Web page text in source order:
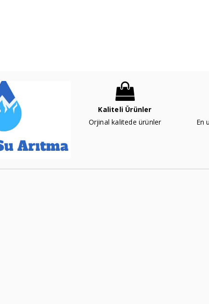
Kaliteli Ürünler
Orjinal kalitede ürünler
En